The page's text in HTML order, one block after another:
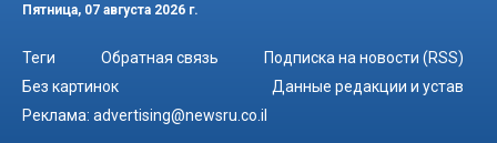
Пятница, 07 августа 2026 г.
Теги Обратная связь
Подписка на новости (RSS)
Без картинок
Данные редакции и устав
Реклама: advertising@newsru.co.il